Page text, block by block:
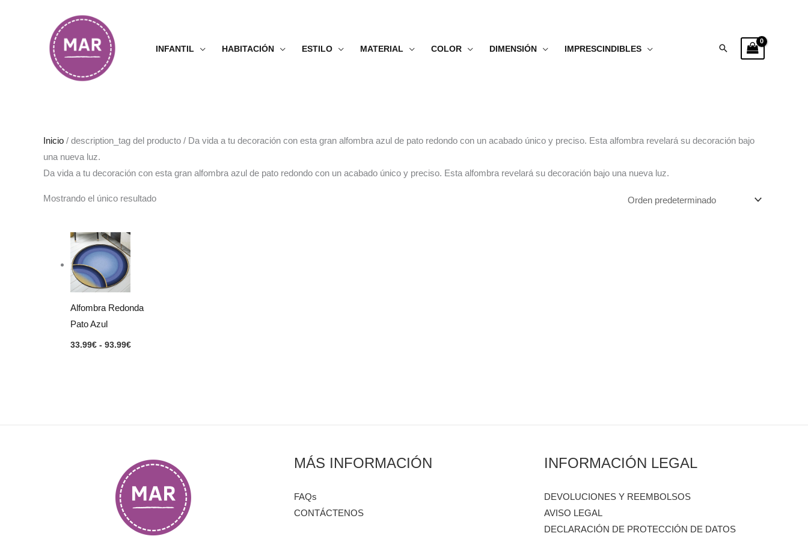
INFANTIL HABITACIÓN ESTILO MATERIAL COLOR DIMENSIÓN IMPRESCINDIBLES Buscar
Inicio / description_tag del producto / Da vida a tu decoración con esta gran alfombra azul de pato redondo con un acabado único y preciso. Esta alfombra revelará su decoración bajo
una nueva luz.
Da vida a tu decoración con esta gran alfombra azul de pato redondo con un acabado único y preciso. Esta alfombra revelará su decoración bajo una nueva luz.
Mostrando el único resultado
Alfombra Redonda
Pato Azul
33.99€ - 93.99€
MÁS INFORMACIÓN
FAQs
CONTÁCTENOS
INFORMACIÓN LEGAL
DEVOLUCIONES Y REEMBOLSOS
AVISO LEGAL
DECLARACIÓN DE PROTECCIÓN DE DATOS